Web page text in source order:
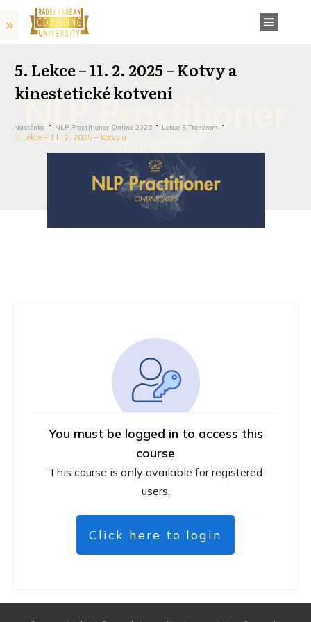
5. Lekce – 11. 2. 2025 – Kotvy a
kinestetické kotvení
Nástěnka NLP Practitioner Online 2025 Lekce S Trenérem
5. Lekce – 11. 2. 2025 – Kotvy a kinestetické kotvení
You must be logged in to access this
course
This course is only available for registered
users.
Click here to login